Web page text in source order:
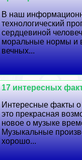
В наш
технологический
сердцевиной
мopaльные нормы и
вечных...
17 интересных
Интересные факты
это прекрасная
новое о музыке
Музыкальные
хорошо...